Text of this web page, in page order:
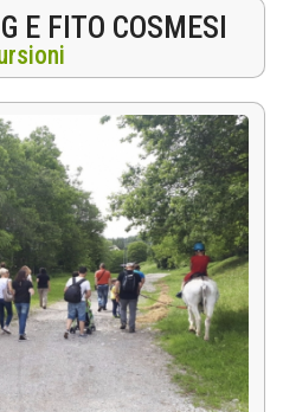
E FITO COSMESI